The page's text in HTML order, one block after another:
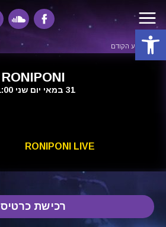
פתח סרגל נגישות
לאירוע הקודם
RONIPONI
31 במאי יום שני 21:00
RONIPONI LIVE
רכישת כרטיס